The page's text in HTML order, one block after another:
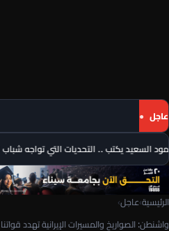
عاجل
السعيد يكتب .. التحديات التي تواجه شباب
الرئيسية›عاجل›
واشنطن: الصواريخ والمسيرات الإيرانية تهدد